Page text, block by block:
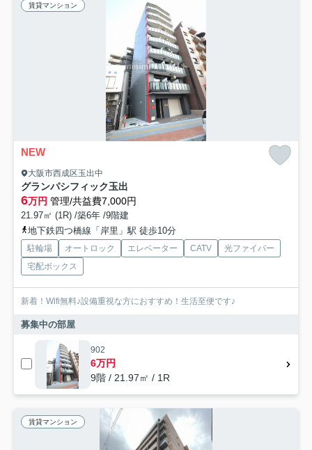
賃貸マンション
NEW
大阪市西成区玉出中
グランパシフィック玉出
6万円 管理/共益費7,000円
21.97㎡ (1R) /築6年 /9階建
地下鉄四つ橋線「岸里」駅 徒歩10分
駐輪場 オートロック エレベーター CATV
光ファイバー
宅配ボックス
新着！Wifi無料♪設備重視な方におすすめ！生活至便です♪
募集中の部屋
902
6万円
9階 / 21.97㎡ / 1R
賃貸マンション